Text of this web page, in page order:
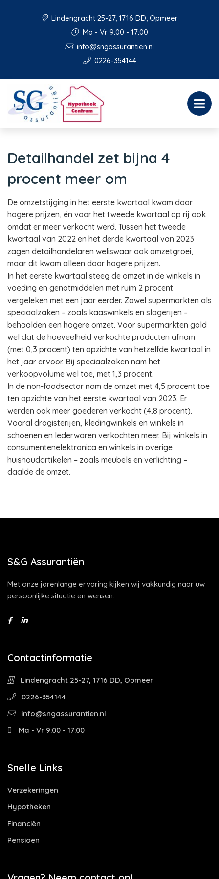
Lindengracht 25-27, 1716 DD, Opmeer
Ma - Vr 9:00 - 17:00
info@sngassurantien.nl
0226-354144
Detailhandel zet bijna 4
procent meer om
De omzetstijging in het eerste kwartaal kwam door
hogere prijzen, én voor het tweede kwartaal op rij ook
omdat er meer verkocht werd. Tussen het tweede
kwartaal van 2022 en het derde kwartaal van 2023
zagen detailhandelaren weliswaar ook omzetgroei,
maar dit kwam alleen door hogere prijzen.
In het eerste kwartaal steeg de omzet in de winkels in
voeding en genotmiddelen met ruim 2 procent
vergeleken met een jaar eerder. Zowel supermarkten als
speciaalzaken – zoals kaaswinkels en slagerijen –
behaalden een hogere omzet. Voor supermarkten gold
wel dat de hoeveelheid verkochte producten afnam
(met 0,3 procent) ten opzichte van hetzelfde kwartaal in
het jaar ervoor. Bij speciaalzaken nam het
verkoopvolume wel toe, met 1,3 procent.
In de non-foodsector nam de omzet met 4,5 procent toe
ten opzichte van het eerste kwartaal van 2023. Er
werden ook meer goederen verkocht (4,8 procent).
Vooral drogisterijen, kledingwinkels en winkels in
schoenen en lederwaren verkochten meer. Bij winkels in
consumentenelektronica en winkels in overige
huishoudartikelen – zoals meubels en verlichting –
daalde de omzet.
S&G Assurantiën
Met onze jarenlange ervaring kijken wij vakkundig naar uw
persoonlijke situatie en wensen.
Contactinformatie
Lindengracht 25-27, 1716 DD, Opmeer
0226-354144
info@sngassurantien.nl
Ma - Vr 9:00 - 17:00
Snelle Links
Verzekeringen
Hypotheken
Financiën
Pensioen